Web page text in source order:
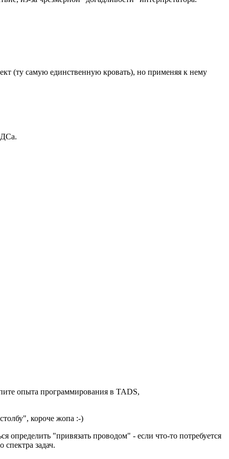
(ту самую единственную кровать), но применяя к нему
опыта программирования в TADS,
короче жопа :-)
определить "привязать проводом" - если что-то потребуется
задач.